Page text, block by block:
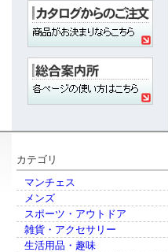
カテゴリ
マンチェス
メンズ
スポーツ・アウトドア
雑貨・アクセサリー
生活用品・趣味